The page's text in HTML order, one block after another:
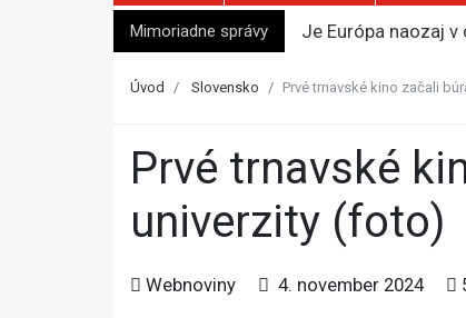
Mimoriadne správy
Je Európa naozaj v
Kyjev žiada EÚ o
Úvod Slovensko Prvé trnavské kino začali
Prvé trnavské kino začali búrať, nahradí ho aula Trnavskej
univerzity (foto)
Webnoviny 4. november 2024